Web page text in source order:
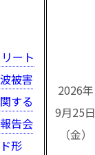
ート
被害
する
告会
形
2026年
9月25日
（金）